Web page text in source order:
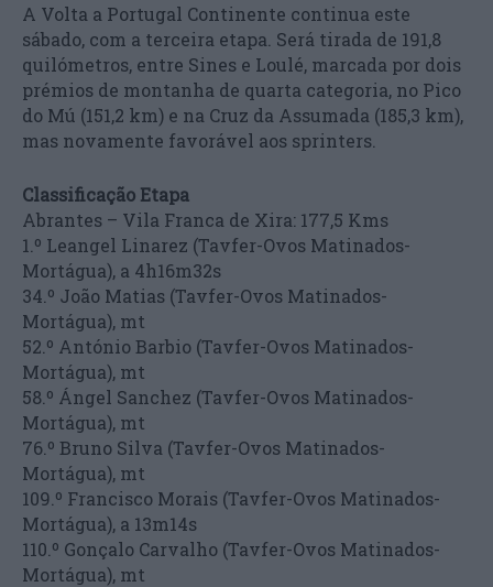
A Volta a Portugal Continente continua este
sábado, com a terceira etapa. Será tirada de 191,8
quilómetros, entre Sines e Loulé, marcada por dois
prémios de montanha de quarta categoria, no Pico
do Mú (151,2 km) e na Cruz da Assumada (185,3 km),
mas novamente favorável aos sprinters.
Classificação Etapa
Abrantes – Vila Franca de Xira: 177,5 Kms
1.º Leangel Linarez (Tavfer-Ovos Matinados-
Mortágua), a 4h16m32s
34.º João Matias (Tavfer-Ovos Matinados-
Mortágua), mt
52.º António Barbio (Tavfer-Ovos Matinados-
Mortágua), mt
58.º Ángel Sanchez (Tavfer-Ovos Matinados-
Mortágua), mt
76.º Bruno Silva (Tavfer-Ovos Matinados-
Mortágua), mt
109.º Francisco Morais (Tavfer-Ovos Matinados-
Mortágua), a 13m14s
110.º Gonçalo Carvalho (Tavfer-Ovos Matinados-
Mortágua), mt